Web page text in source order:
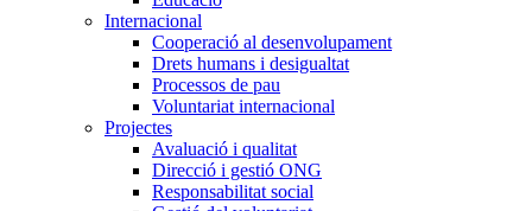
Internacional
Cooperació al desenvolupament
Drets humans i desigualtat
Processos de pau
Voluntariat internacional
Projectes
Avaluació i qualitat
Direcció i gestió ONG
Responsabilitat social